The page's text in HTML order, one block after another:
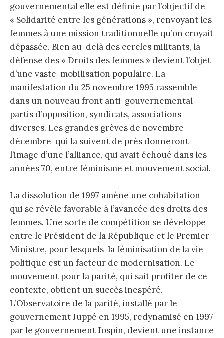
gouvernemental elle est définie par l’objectif de
« Solidarité entre les générations », renvoyant les
femmes à une mission traditionnelle qu’on croyait
dépassée. Bien au-delà des cercles militants, la
défense des « Droits des femmes » devient l’objet
d’une vaste mobilisation populaire. La
manifestation du 25 novembre 1995 rassemble
dans un nouveau front anti-gouvernemental
partis d’opposition, syndicats, associations
diverses. Les grandes grèves de novembre -
décembre qui la suivent de près donneront
l’image d’une l’alliance, qui avait échoué dans les
années 70, entre féminisme et mouvement social.
La dissolution de 1997 amène une cohabitation
qui se révèle favorable à l’avancée des droits des
femmes. Une sorte de compétition se développe
entre le Président de la République et le Premier
Ministre, pour lesquels la féminisation de la vie
politique est un facteur de modernisation. Le
mouvement pour la parité, qui sait profiter de ce
contexte, obtient un succès inespéré.
L’Observatoire de la parité, installé par le
gouvernement Juppé en 1995, redynamisé en 1997
par le gouvernement Jospin, devient une instance